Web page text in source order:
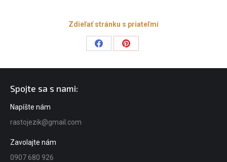
Zdieľať stránku s priateľmi
Share
Share
Spojte sa s nami:
Napíšte nám
rastojezik@gmail.com
Zavolajte nám
0907 680 926